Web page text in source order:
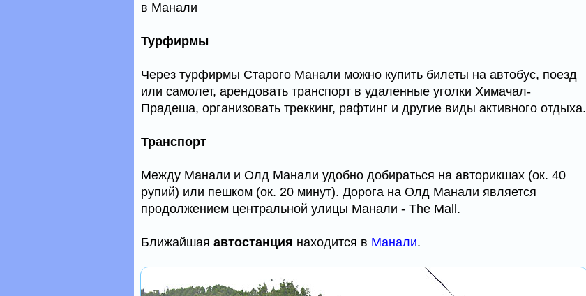
в Манали
Турфирмы
Через турфирмы Старого Манали можно купить билеты на автобус, поезд
или самолет, арендовать транспорт в удаленные уголки Химачал-
Прадеша, организовать треккинг, рафтинг и другие виды активного отдыха.
Транспорт
Между Манали и Олд Манали удобно добираться на авторикшах (ок. 40
рупий) или пешком (ок. 20 минут). Дорога на Олд Манали является
продолжением центральной улицы Манали - The Mall.
Ближайшая автостанция находится в Манали.